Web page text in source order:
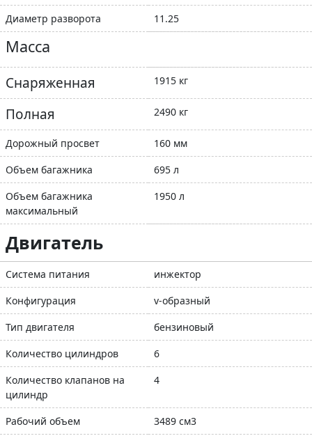
Диаметр разворота 11.25
Масса
Снаряженная 1915 кг
Полная 2490 кг
Дорожный просвет
160 мм
Объем багажника
695 л
Объем багажника
максимальный
1950 л
Двигатель
Система питания
инжектор
Конфигурация
v-образный
Тип двигателя
бензиновый
Количество цилиндров
6
Количество клапанов на
цилиндр
4
Рабочий объем
3489 см3